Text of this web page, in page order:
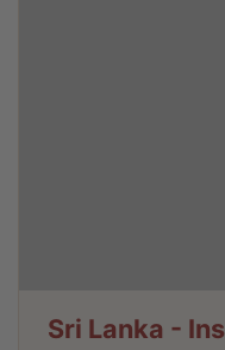
Sri Lanka -